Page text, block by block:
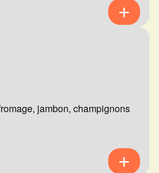
jambon, champignons